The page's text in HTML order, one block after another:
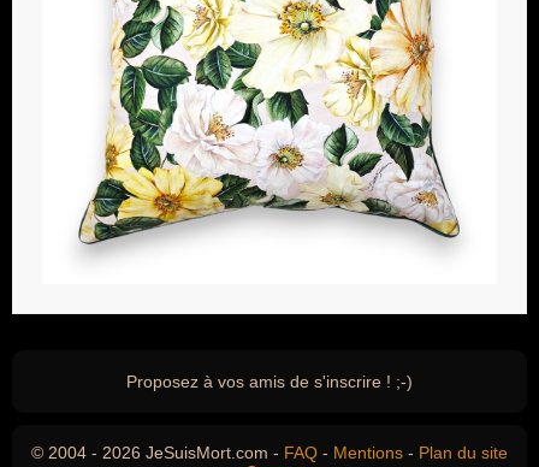
Proposez à vos amis de s'inscrire ! ;-)
© 2004 - 2026 JeSuisMort.com - FAQ - Mentions - Plan du site